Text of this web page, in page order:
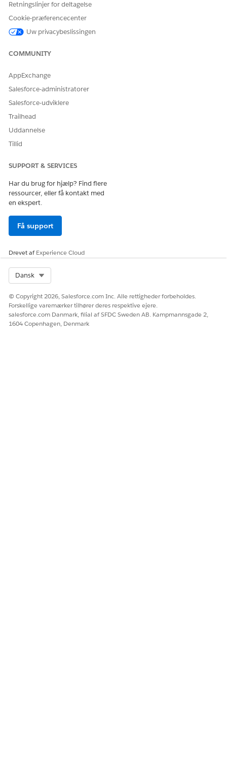
arbejdsområdefane i stedet for et modavindue.
LØSTE DENNE ARTIKEL DIT PROBLEM?
Retningslinjer for deltagelse
Cookie-præferencecenter
Uw privacybeslissingen
COMMUNITY
AppExchange
Salesforce-administratorer
Salesforce-udviklere
Trailhead
Uddannelse
Tillid
SUPPORT & SERVICES
Har du brug for hjælp? Find flere
ressourcer, eller få kontakt med
en ekspert.
Få support
Drevet afExperience Cloud
Dansk
© Copyright 2026, Salesforce.com Inc. Alle rettigheder forbeholdes.
Forskellige varemærker tilhører deres respektive ejere.
salesforce.com Danmark, filial af SFDC Sweden AB. Kampmannsgade 2,
1604 Copenhagen, Denmark